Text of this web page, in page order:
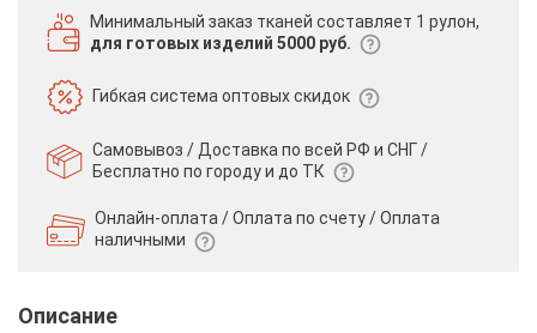
Минимальный заказ тканей составляет 1 рулон,
для готовых изделий 5000 руб.
Гибкая системаоптовых скидок
Самовывоз / Доставка по всей РФ и СНГ /
Бесплатно по городу и до ТК
Онлайн-оплата / Оплата по счету /Оплата
наличными
Описание